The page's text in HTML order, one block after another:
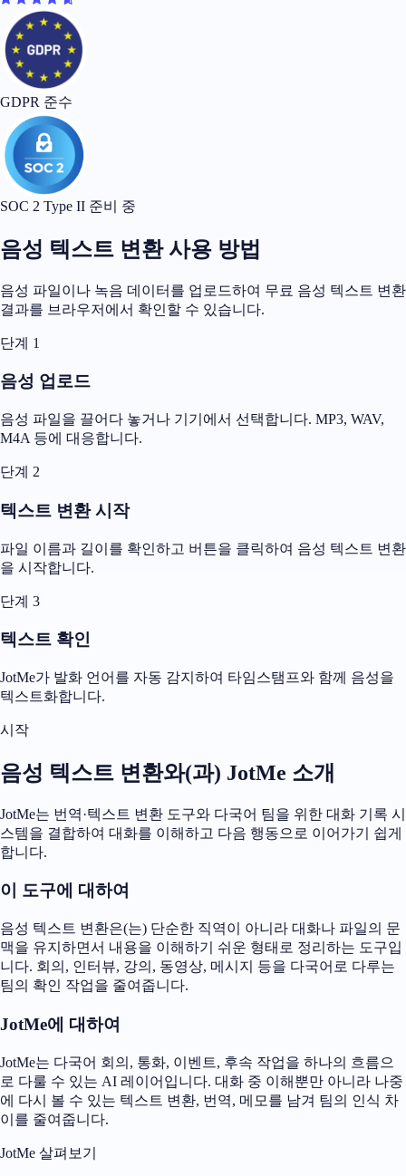
GDPR 준수
SOC 2 Type II 준비 중
음성 텍스트 변환 사용 방법
음성 파일이나 녹음 데이터를 업로드하여 무료 음성 텍스트 변환
결과를 브라우저에서 확인할 수 있습니다.
단계 1
음성 업로드
음성 파일을 끌어다 놓거나 기기에서 선택합니다. MP3, WAV,
M4A 등에 대응합니다.
단계 2
텍스트 변환 시작
파일 이름과 길이를 확인하고 버튼을 클릭하여 음성 텍스트 변환
을 시작합니다.
단계 3
텍스트 확인
JotMe가 발화 언어를 자동 감지하여 타임스탬프와 함께 음성을
텍스트화합니다.
시작
음성 텍스트 변환와(과) JotMe 소개
JotMe는 번역·텍스트 변환 도구와 다국어 팀을 위한 대화 기록 시
스템을 결합하여 대화를 이해하고 다음 행동으로 이어가기 쉽게
합니다.
이 도구에 대하여
음성 텍스트 변환은(는) 단순한 직역이 아니라 대화나 파일의 문
맥을 유지하면서 내용을 이해하기 쉬운 형태로 정리하는 도구입
니다. 회의, 인터뷰, 강의, 동영상, 메시지 등을 다국어로 다루는
팀의 확인 작업을 줄여줍니다.
JotMe에 대하여
JotMe는 다국어 회의, 통화, 이벤트, 후속 작업을 하나의 흐름으
로 다룰 수 있는 AI 레이어입니다. 대화 중 이해뿐만 아니라 나중
에 다시 볼 수 있는 텍스트 변환, 번역, 메모를 남겨 팀의 인식 차
이를 줄여줍니다.
JotMe 살펴보기